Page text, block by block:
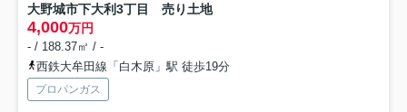
大野城市下大利3丁目 売り土地
4,000万円
- / 188.37㎡ / -
西鉄大牟田線「白木原」駅 徒歩19分
プロパンガス